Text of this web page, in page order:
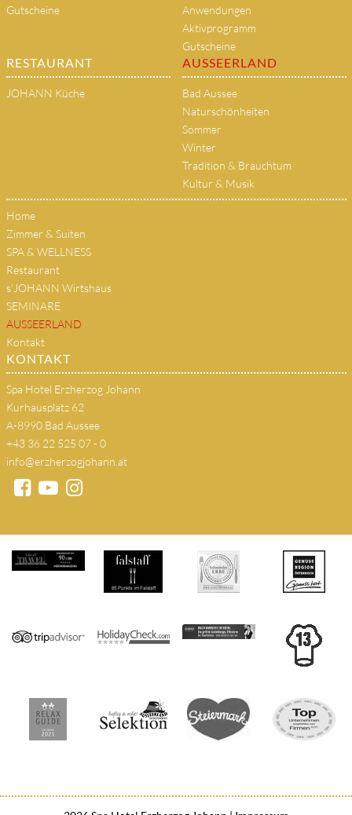
Gutscheine
Anwendungen
Aktivprogramm
Gutscheine
RESTAURANT
JOHANN Küche
AUSSEERLAND
Bad Aussee
Naturschönheiten
Sommer
Winter
Tradition & Brauchtum
Kultur & Musik
Home
Zimmer & Suiten
SPA & WELLNESS
Restaurant
s'JOHANN Wirtshaus
SEMINARE
AUSSEERLAND
Kontakt
KONTAKT
Spa Hotel Erzherzog Johann
Kurhausplatz 62
A-8990 Bad Aussee
+43 36 22 525 07 - 0
info@erzherzogjohann.at